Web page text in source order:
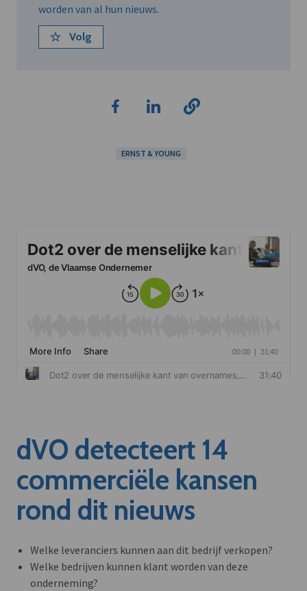
worden van al hun nieuws.
Volg
ERNST & YOUNG
dVO detecteert 14
commerciële kansen
rond dit nieuws
Welke leveranciers kunnen aan dit bedrijf verkopen?
Welke bedrijven kunnen klant worden van deze
onderneming?